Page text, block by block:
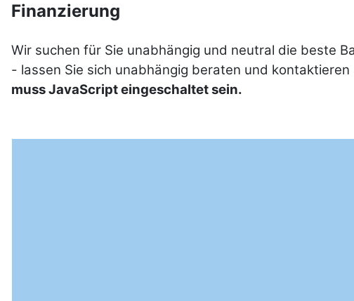
Finanzierung
Wir suchen für Sie unabhängig und neutral die beste
- lassen Sie sich unabhängig beraten und
muss JavaScript eingeschaltet sein.